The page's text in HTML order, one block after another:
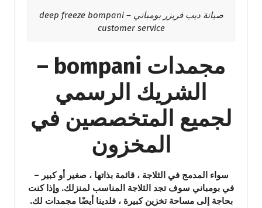
صيانة ديب فريزر بومباني – deep freeze bompani
customer service
مجمدات bompani –
الشريك الرسمي
لجميع المتخصصين في
المخزون
سواء المدمج في الثلاجة ، قائمة بذاتها ، صغير أو كبير –
في بومباني سوف تجد الثلاجة المناسب لمنزلك. وإذا كنت
بحاجة إلى مساحة تخزين كبيرة ، فلدينا أيضًا مجمدات لك.